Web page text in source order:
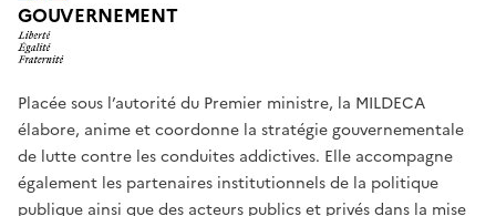
GOUVERNEMENT
Placée sous l’autorité du Premier ministre, la MILDECA
élabore, anime et coordonne la stratégie gouvernementale
de lutte contre les conduites addictives. Elle accompagne
également les partenaires institutionnels de la politique
publique ainsi que des acteurs publics et privés dans la mise